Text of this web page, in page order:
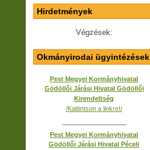
Hirdetmények
Végzések:
Okmányirodai ügyintézések
Pest Megyei Kormányhivatal
Gödöllői Járási Hivatal Gödöllői
Kirendeltség
/Kattintson a linkre!/
Pest Megyei Kormányhivatal
Gödöllői Járási Hivatal Péceli